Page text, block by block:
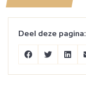
Deel deze pagina: